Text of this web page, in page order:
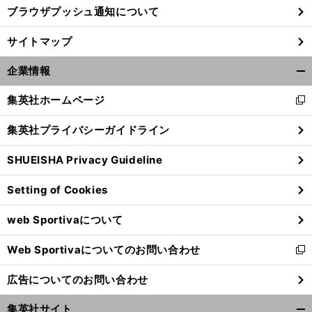
ブラウザプッシュ通知について
サイトマップ
企業情報
閉
る
集英社ホームページ
新
し
い
ウ
ィ
ン
ド
ウ
で
開
く
集英社プライバシーガイドライン
SHUEISHA Privacy Guideline
Setting of Cookies
web Sportivaについて
Web Sportivaについてのお問い合わせ
新
し
い
ウ
広告についてのお問い合わせ
集英社サイト